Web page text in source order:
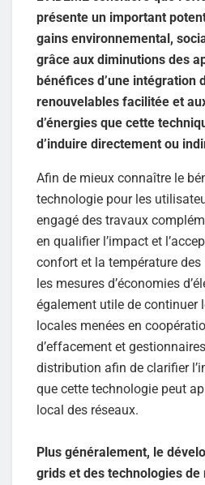
présente un important
gains environnemental,
grâce aux diminutions des
bénéfices d’une intégration
renouvelables facilitée et
d’énergies que cette
d’induire directement ou
Afin de mieux connaître le
technologie pour les
engagé des travaux
en qualifier l’impact et
confort et la température
les mesures d’économies
également utile de continuer
locales menées en
d’effacement et
distribution afin de clarifier
que cette technologie peut
local des réseaux.
Plus généralement, le
grids et des technologies de